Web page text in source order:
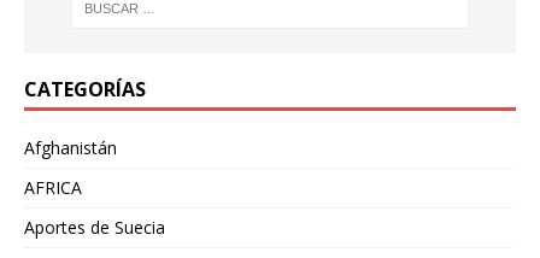
CATEGORÍAS
Afghanistán
AFRICA
Aportes de Suecia